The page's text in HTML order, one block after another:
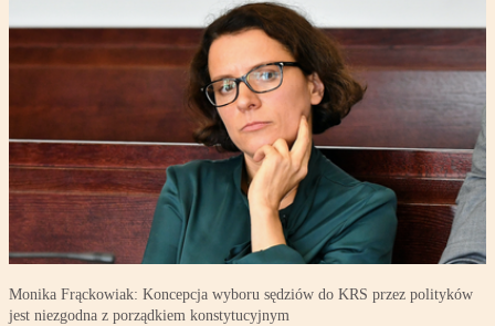
Monika Frąckowiak: Koncepcja wyboru sędziów do KRS przez polityków
jest niezgodna z porządkiem konstytucyjnym